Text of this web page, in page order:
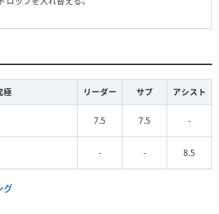
極 リーダー サブ アシスト
7.5 7.5 -
- - 8.5
グ